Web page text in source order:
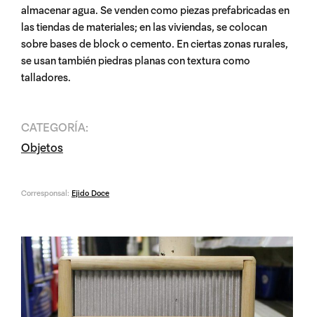
almacenar agua. Se venden como piezas prefabricadas en
las tiendas de materiales; en las viviendas, se colocan
sobre bases de block o cemento. En ciertas zonas rurales,
se usan también piedras planas con textura como
talladores.
CATEGORÍA:
Objetos
Corresponsal: Ejido Doce